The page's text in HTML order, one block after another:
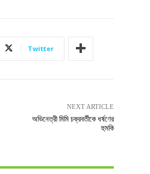
Twitter
NEXT ARTICLE
অভিনেত্রী মিমি চক্রবর্তীকে ধর্ষণের
হুমকি